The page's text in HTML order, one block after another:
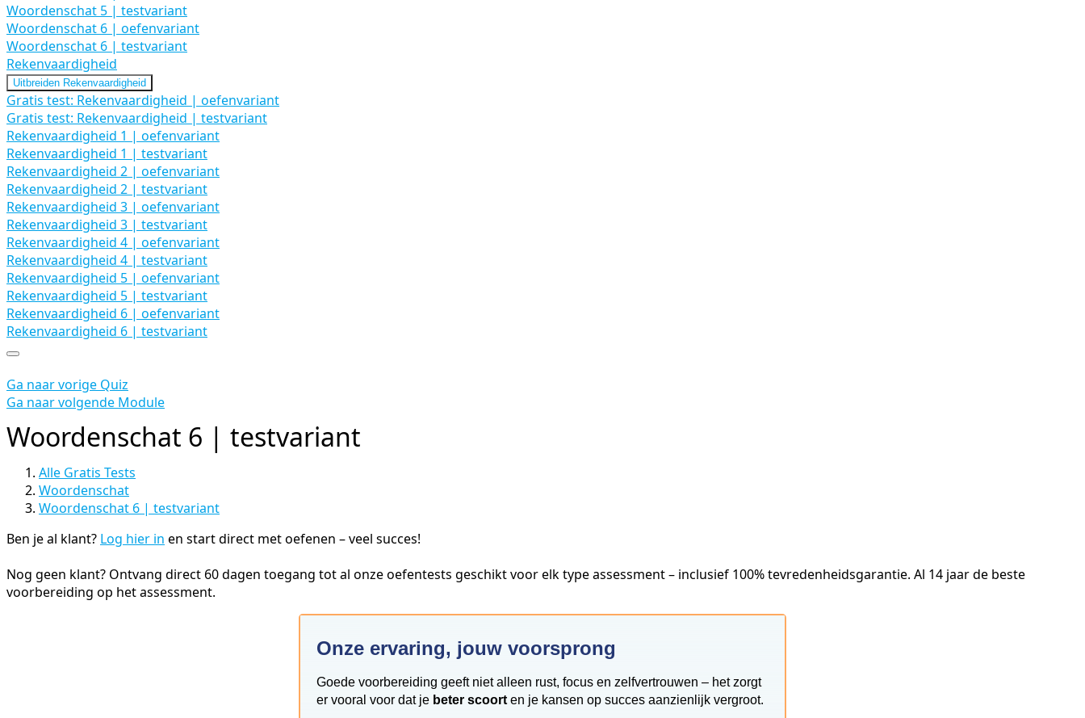
Woordenschat 5 | testvariant
Woordenschat 6 | oefenvariant
Woordenschat 6 | testvariant
Rekenvaardigheid
Uitbreiden Rekenvaardigheid
Gratis test: Rekenvaardigheid | oefenvariant
Gratis test: Rekenvaardigheid | testvariant
Rekenvaardigheid 1 | oefenvariant
Rekenvaardigheid 1 | testvariant
Rekenvaardigheid 2 | oefenvariant
Rekenvaardigheid 2 | testvariant
Rekenvaardigheid 3 | oefenvariant
Rekenvaardigheid 3 | testvariant
Rekenvaardigheid 4 | oefenvariant
Rekenvaardigheid 4 | testvariant
Rekenvaardigheid 5 | oefenvariant
Rekenvaardigheid 5 | testvariant
Rekenvaardigheid 6 | oefenvariant
Rekenvaardigheid 6 | testvariant
Ga naar vorige Quiz
Ga naar volgende Module
Woordenschat 6 | testvariant
Alle Gratis Tests
Woordenschat
Woordenschat 6 | testvariant
Ben je al klant? Log hier in en start direct met oefenen – veel succes!
Nog geen klant? Ontvang direct 60 dagen toegang tot al onze oefentests geschikt voor elk type assessment – inclusief 100% tevredenheidsgarantie. Al 14 jaar de beste
voorbereiding op het assessment.
Onze ervaring, jouw voorsprong
Goede voorbereiding geeft niet alleen rust, focus en zelfvertrouwen – het zorgt
er vooral voor dat je beter scoort en je kansen op succes aanzienlijk vergroot.